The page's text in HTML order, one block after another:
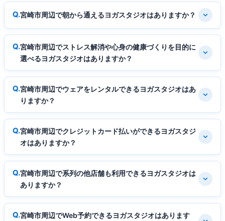
宮崎市周辺で朝から通えるヨガスタジオはありますか？
宮崎市周辺でストレス解消や心身の健康づくりを目的に
選べるヨガスタジオはありますか？
宮崎市周辺でウェアをレンタルできるヨガスタジオはあ
りますか？
宮崎市周辺でクレジットカード払いができるヨガスタジ
オはありますか？
宮崎市周辺で系列の他店舗も利用できるヨガスタジオは
ありますか？
宮崎市周辺でWeb予約できるヨガスタジオはあります